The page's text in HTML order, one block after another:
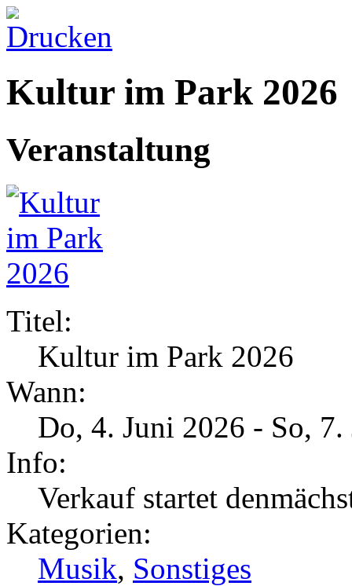
Kultur im Park 2026
Veranstaltung
Titel:
Kultur im Park 2026
Wann:
Do, 4. Juni 2026 - So,
Info:
Verkauf startet
Kategorien:
Musik, Sonstiges